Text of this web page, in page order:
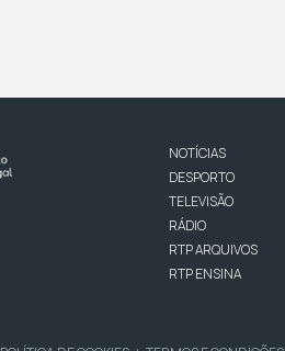
NOTÍCIAS
DESPORTO
TELEVISÃO
RÁDIO
RTP ARQUIVOS
RTP ENSINA